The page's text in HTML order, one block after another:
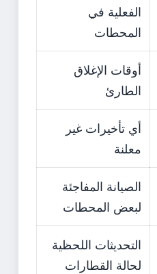
الفعلية في
المحطات
أوقات الإغلاق
الطارئ
أي تأخيرات غير
معلنة
الصيانة المفاجئة
لبعض المحطات
التحديثات اللحظية
لحالة القطارات